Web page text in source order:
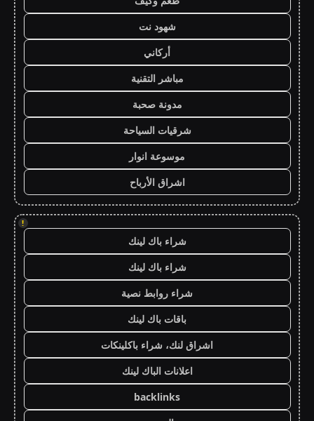
شهود نت
أركاني
مباشر التقنية
مدونة صحبة
شرقيات السياحة
موسوعة انوار
اشراق الأرباح
!
شراء باك لينك
شراء باك لينك
شراء روابط نصية
باقات باك لينك
اشراق لنك، شراء باكلينكات
اعلانات الباك لينك
backlinks